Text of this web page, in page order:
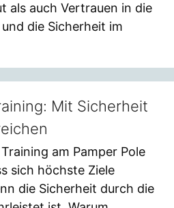
als auch Vertrauen in die
die Sicherheit im
Mit Sicherheit
am Pamper Pole
sich höchste Ziele
die Sicherheit durch die